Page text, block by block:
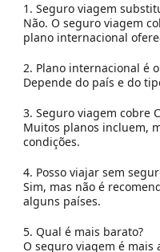
1. Seguro viagem
Não. O seguro viagem
plano internacional
2. Plano internacional é
Depende do país e do
3. Seguro viagem cobre
Muitos planos incluem,
condições.
4. Posso viajar sem
Sim, mas não é
alguns países.
5. Qual é mais barato?
O seguro viagem é mais